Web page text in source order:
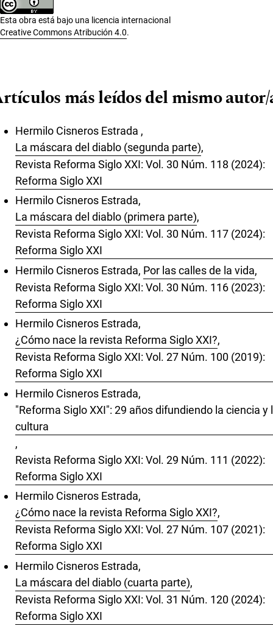
Esta obra está bajo una licencia internacional
Creative Commons Atribución 4.0.
más leídos del mismo
Hermilo Cisneros Estrada ,
La máscara del diablo (segunda parte),
Revista Reforma Siglo XXI: Vol. 30 Núm. 118 (2024):
Reforma Siglo XXI
Hermilo Cisneros Estrada,
La máscara del diablo (primera parte),
Revista Reforma Siglo XXI: Vol. 30 Núm. 117 (2024):
Reforma Siglo XXI
Hermilo Cisneros Estrada, Por las calles de la vida,
Revista Reforma Siglo XXI: Vol. 30 Núm. 116 (2023):
Reforma Siglo XXI
Hermilo Cisneros Estrada,
¿Cómo nace la revista Reforma Siglo XXI?,
Revista Reforma Siglo XXI: Vol. 27 Núm. 100 (2019):
Reforma Siglo XXI
Hermilo Cisneros Estrada,
"Reforma Siglo XXI": 29 años difundiendo la ciencia y
cultura
,
Revista Reforma Siglo XXI: Vol. 29 Núm. 111 (2022):
Reforma Siglo XXI
Hermilo Cisneros Estrada,
¿Cómo nace la revista Reforma Siglo XXI?,
Revista Reforma Siglo XXI: Vol. 27 Núm. 107 (2021):
Reforma Siglo XXI
Hermilo Cisneros Estrada,
La máscara del diablo (cuarta parte),
Revista Reforma Siglo XXI: Vol. 31 Núm. 120 (2024):
Reforma Siglo XXI